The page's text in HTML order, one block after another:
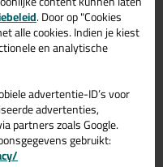
zeker op zachtere of
Deze herbruikbare
afbreuk te doen aan het
als aanvulling op een
Anti Kras
. Door op "Cookies
alle cookies. Indien je kiest
en analytische
advertentie-ID’s voor
advertenties,
partners zoals Google.
gebruikt: